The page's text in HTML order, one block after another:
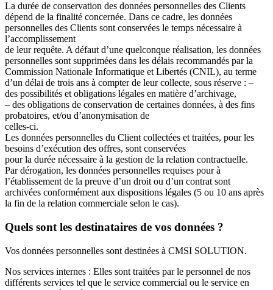
La durée de conservation des données personnelles des Clients
dépend de la finalité concernée. Dans ce cadre, les données
personnelles des Clients sont conservées le temps nécessaire à
l’accomplissement
de leur requête. A défaut d’une quelconque réalisation, les données
personnelles sont supprimées dans les délais recommandés par la
Commission Nationale Informatique et Libertés (CNIL), au terme
d’un délai de trois ans à compter de leur collecte, sous réserve : –
des possibilités et obligations légales en matière d’archivage,
– des obligations de conservation de certaines données, à des fins
probatoires, et/ou d’anonymisation de
celles-ci.
Les données personnelles du Client collectées et traitées, pour les
besoins d’exécution des offres, sont conservées
pour la durée nécessaire à la gestion de la relation contractuelle.
Par dérogation, les données personnelles requises pour à
l’établissement de la preuve d’un droit ou d’un contrat sont
archivées conformément aux dispositions légales (5 ou 10 ans après
la fin de la relation commerciale selon le cas).
Quels sont les destinataires de vos données ?
Vos données personnelles sont destinées à CMSI SOLUTION.
Nos services internes : Elles sont traitées par le personnel de nos
différents services tel que le service commercial ou le service en